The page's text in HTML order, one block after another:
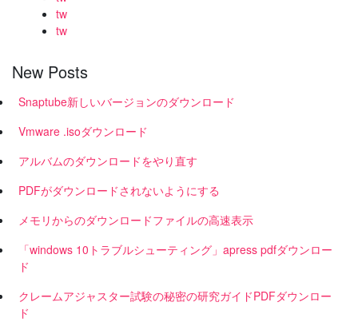
tw
tw
New Posts
Snaptube新しいバージョンのダウンロード
Vmware .isoダウンロード
アルバムのダウンロードをやり直す
PDFがダウンロードされないようにする
メモリからのダウンロードファイルの高速表示
「windows 10トラブルシューティング」apress pdfダウンロー
ド
クレームアジャスター試験の秘密の研究ガイドPDFダウンロー
ド